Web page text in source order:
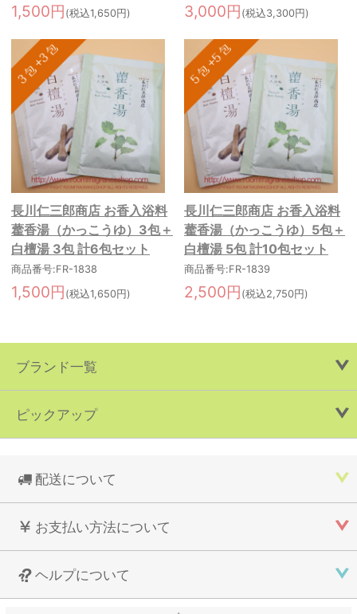
1,500円 (税込1,650円) 3,000円 (税込3,300円)
長川仁三郎商店 お香入浴料
藿香湯（かっこうゆ）3包＋
白檀湯 3包 計6包セット
商品番号:FR-1838
1,500円 (税込1,650円)
長川仁三郎商店 お香入浴料
藿香湯（かっこうゆ）5包＋
白檀湯 5包 計10包セット
商品番号:FR-1839
2,500円 (税込2,750円)
ブランド一覧
ピックアップ
配送について
お支払い方法について
ヘルプについて